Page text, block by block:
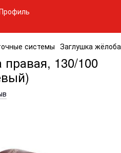
системы Заглушка
130/100